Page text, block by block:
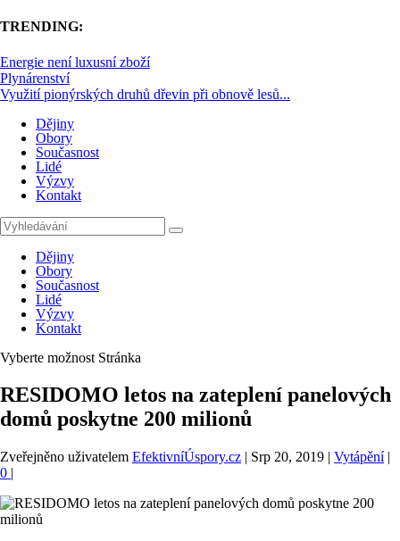
TRENDING:
Energie není luxusní zboží
Plynárenství
Využití pionýrských druhů dřevin při obnově lesů...
Dějiny
Obory
Současnost
Lidé
Výzvy
Kontakt
Dějiny
Obory
Současnost
Lidé
Výzvy
Kontakt
Vyberte možnost Stránka
RESIDOMO letos na zateplení panelových
domů poskytne 200 milionů
Zveřejněno uživatelem EfektivníÚspory.cz | Srp 20, 2019 | Vytápění|
0 |